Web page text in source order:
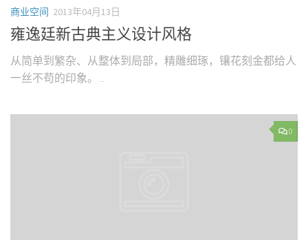
商业空间 2013年04月13日
雍逸廷新古典主义设计风格
从简单到繁杂、从整体到局部，精雕细琢，镶花刻金都给人
一丝不苟的印象。...
0